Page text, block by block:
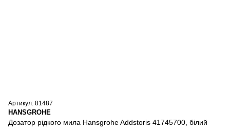
Артикул: 81487
HANSGROHE
Дозатор рідкого мила Hansgrohe Addstoris 41745700, білий